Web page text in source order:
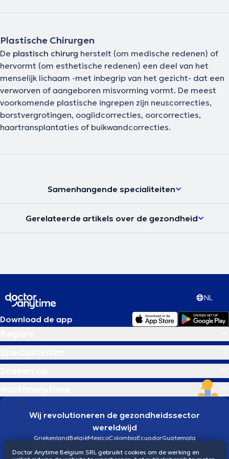
deskundigheid op het gebied van de geneeskunde, de cosmetische
chirurgie en de reconstructieve chirurgie, verschillende
therapeutische mogelijkheden voorstellen. Deze zijn het meest
geschikt voor elk type patiënt, met als doel hun schoonheid te
vergroten en de harmonie van hun lichaam te bereiken of te
herstellen.
Plastische Chirurgen
De plastisch chirurg herstelt (om medische redenen) of
hervormt (om esthetische redenen) een deel van het
menselijk lichaam -met inbegrip van het gezicht- dat een
verworven of aangeboren misvorming vormt. De meest
voorkomende plastische ingrepen zijn neuscorrecties,
borstvergrotingen, ooglidcorrecties, oorcorrecties,
haartransplantaties of buikwandcorrecties.
Samenhangende specialiteiten
Gerelateerde artikels over de gezondheid
NL
Download de app
Wij revolutioneren de gezondheidssector
wereldwijd
GriekenlandBelgiëMexicoColombiaEcuadorGuatemala
Doctor Anytime Belgium SRL gebruikt cookies om de werking en